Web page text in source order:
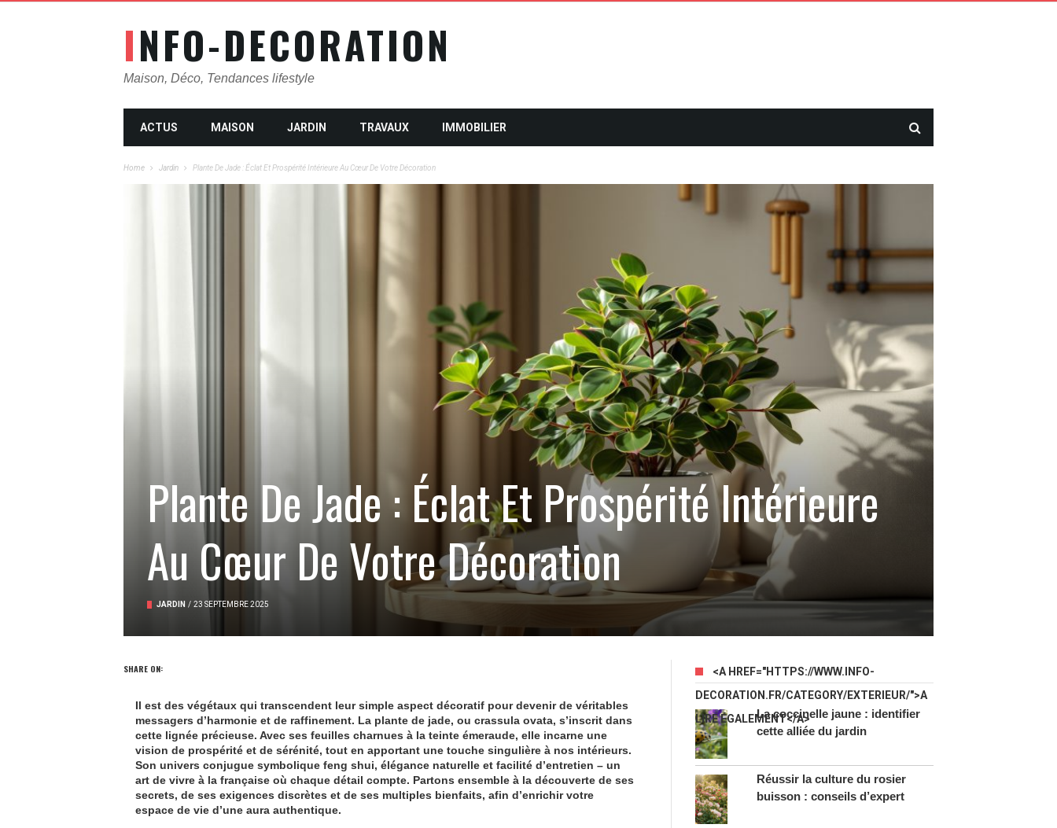
INFO-DECORATION
Maison, Déco, Tendances lifestyle
ACTUS MAISON JARDIN TRAVAUX IMMOBILIER
Home Jardin Plante De Jade : Éclat Et Prospérité Intérieure Au Cœur De Votre Décoration
Plante De Jade : Éclat Et Prospérité Intérieure
Au Cœur De Votre Décoration
JARDIN / 23 SEPTEMBRE 2025
SHARE ON:
Il est des végétaux qui transcendent leur simple aspect décoratif pour devenir de véritables
messagers d’harmonie et de raffinement. La plante de jade, ou crassula ovata, s’inscrit dans
cette lignée précieuse. Avec ses feuilles charnues à la teinte émeraude, elle incarne une
vision de prospérité et de sérénité, tout en apportant une touche singulière à nos intérieurs.
Son univers conjugue symbolique feng shui, élégance naturelle et facilité d’entretien – un
art de vivre à la française où chaque détail compte. Partons ensemble à la découverte de ses
secrets, de ses exigences discrètes et de ses multiples bienfaits, afin d’enrichir votre
espace de vie d’une aura authentique.
<A HREF="HTTPS://WWW.INFO-
DECORATION.FR/CATEGORY/EXTERIEUR/">A
LIRE ÉGALEMENT</A>La coccinelle jaune : identifier
cette alliée du jardin
Réussir la culture du rosier
buisson : conseils d’expert